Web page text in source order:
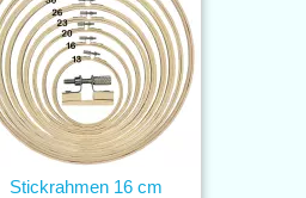
Stickrahmen 16 cm